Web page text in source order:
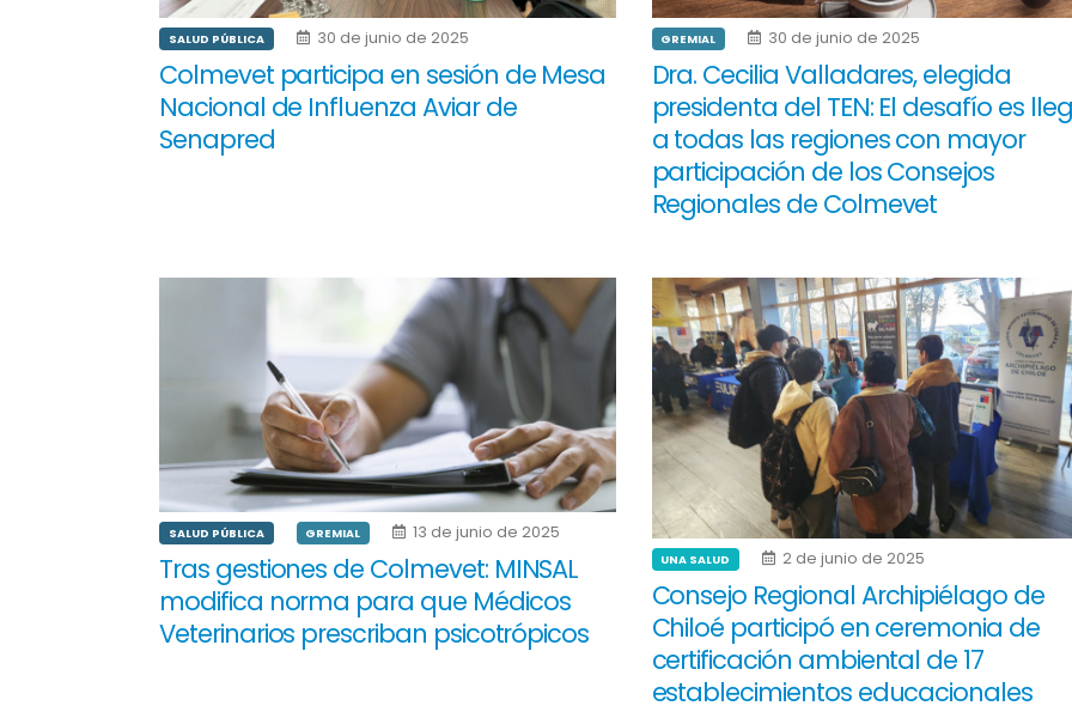
SALUD PÚBLICA 30 de junio de 2025
Colmevet participa en sesión de Mesa
Nacional de Influenza Aviar de
Senapred
GREMIAL 30 de junio de 2025
Dra. Cecilia Valladares, elegida
presidenta del TEN: El desafío es
a todas las regiones con mayor
participación de los Consejos
Regionales de Colmevet
SALUD PÚBLICA GREMIAL 13 de junio de 2025
Tras gestiones de Colmevet: MINSAL
modifica norma para que Médicos
Veterinarios prescriban psicotrópicos
UNA SALUD 2 de junio de 2025
Consejo Regional Archipiélago de
Chiloé participó en ceremonia de
certificación ambiental de 17
establecimientos educacionales